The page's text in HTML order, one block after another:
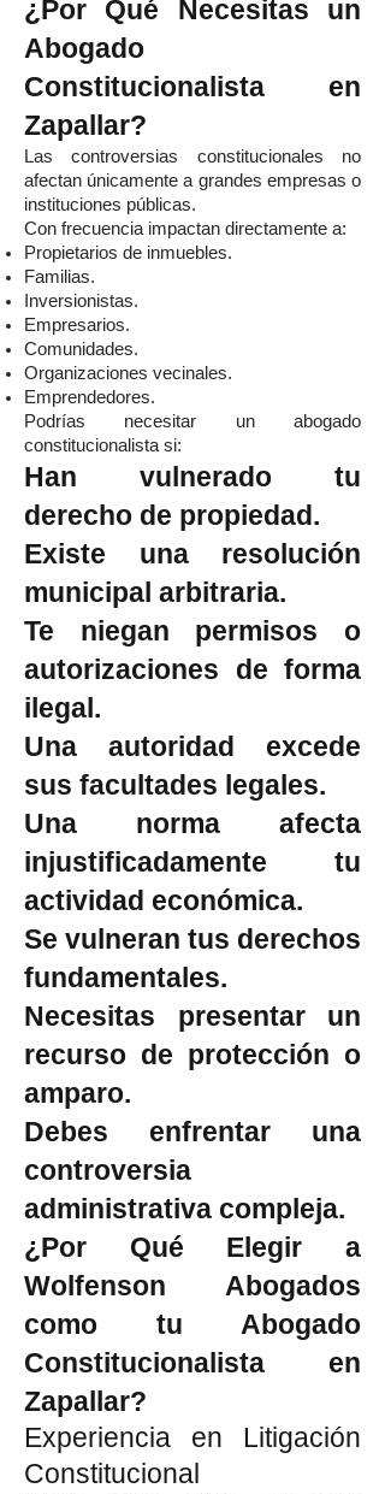
¿Por Qué Necesitas un
Abogado
Constitucionalista en
Zapallar?
Las controversias constitucionales no
afectan únicamente a grandes empresas o
instituciones públicas.
Con frecuencia impactan directamente a:
Propietarios de inmuebles.
Familias.
Inversionistas.
Empresarios.
Comunidades.
Organizaciones vecinales.
Emprendedores.
Podrías necesitar un abogado
constitucionalista si:
Han vulnerado tu
derecho de propiedad.
Existe una resolución
municipal arbitraria.
Te niegan permisos o
autorizaciones de forma
ilegal.
Una autoridad excede
sus facultades legales.
Una norma afecta
injustificadamente tu
actividad económica.
Se vulneran tus derechos
fundamentales.
Necesitas presentar un
recurso de protección o
amparo.
Debes enfrentar una
controversia
administrativa compleja.
¿Por Qué Elegir a
Wolfenson Abogados
como tu Abogado
Constitucionalista en
Zapallar?
Experiencia en Litigación
Constitucional